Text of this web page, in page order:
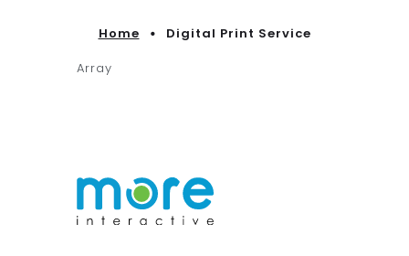
Home
Digital Print Service
Array